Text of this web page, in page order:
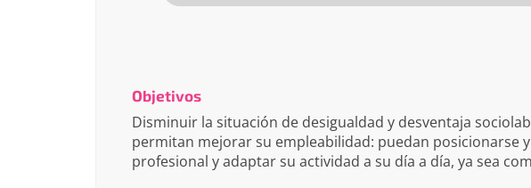
Objetivos
Disminuir la situación de desigualdad y desventaja
permitan mejorar su empleabilidad: puedan
profesional y adaptar su actividad a su día a día, ya sea